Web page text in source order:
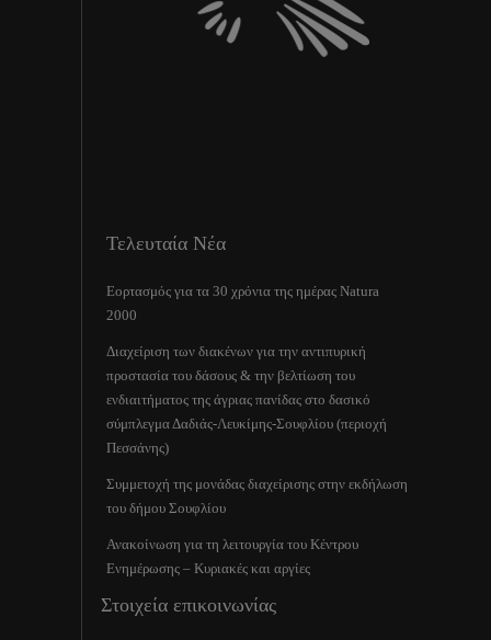
Τελευταία Νέα
Εορτασμός για τα 30 χρόνια της ημέρας Natura
2000
Διαχείριση των διακένων για την αντιπυρική
προστασία του δάσους & την βελτίωση του
ενδιαιτήματος της άγριας πανίδας στο δασικό
σύμπλεγμα Δαδιάς-Λευκίμης-Σουφλίου (περιοχή
Πεσσάνης)
Συμμετοχή της μονάδας διαχείρισης στην εκδήλωση
του δήμου Σουφλίου
Ανακοίνωση για τη λειτουργία του Κέντρου
Ενημέρωσης – Κυριακές και αργίες
Στοιχεία επικοινωνίας